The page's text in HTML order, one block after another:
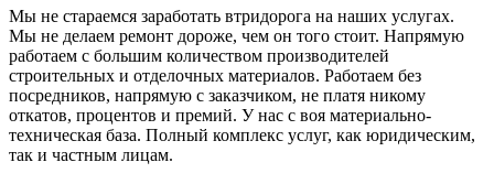
Мы не стараемся заработать втридорога на наших услугах.
Мы не делаем ремонт дороже, чем он того стоит. Напрямую
работаем с большим количеством производителей
строительных и отделочных материалов. Работаем без
посредников, напрямую с заказчиком, не платя никому
откатов, процентов и премий. У нас с воя материально-
техническая база. Полный комплекс услуг, как юридическим,
так и частным лицам.